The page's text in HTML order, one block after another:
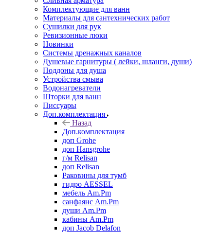
Комплектующие для ванн
Материалы для сантехнических работ
Сушилки для рук
Ревизионные люки
Новинки
Системы дренажных каналов
Душевые гарнитуры ( лейки, шланги, души)
Поддоны для душа
Устройства смыва
Водонагреватели
Шторки для ванн
Писсуары
Доп.комплектация
Назад
Доп.комплектация
доп Grohe
доп Hansgrohe
г/м Relisan
доп Relisan
Раковины для тумб
гидро AESSEL
мебель Am.Pm
санфаянс Am.Pm
души Am.Pm
кабины Am.Pm
доп Jacob Delafon